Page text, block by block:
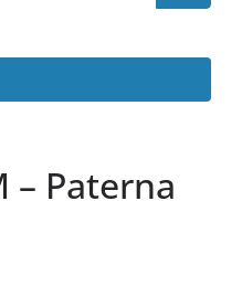
– Paterna